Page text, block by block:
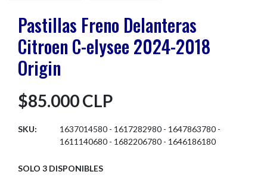
Pastillas Freno Delanteras
Citroen C-elysee 2024-2018
Origin
$85.000 CLP
SKU:
1637014580 - 1617282980 - 1647863780 -
1611140680 - 1682206780 - 1646186180
SOLO 3 DISPONIBLES